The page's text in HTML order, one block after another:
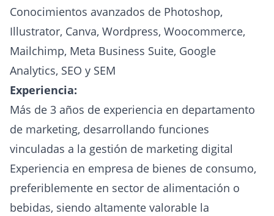
Conocimientos avanzados de Photoshop,
Illustrator, Canva, Wordpress, Woocommerce,
Mailchimp, Meta Business Suite, Google
Analytics, SEO y SEM
Experiencia:
Más de 3 años de experiencia en departamento
de marketing, desarrollando funciones
vinculadas a la gestión de marketing digital
Experiencia en empresa de bienes de consumo,
preferiblemente en sector de alimentación o
bebidas, siendo altamente valorable la